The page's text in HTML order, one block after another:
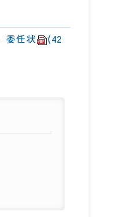
委任状
(42